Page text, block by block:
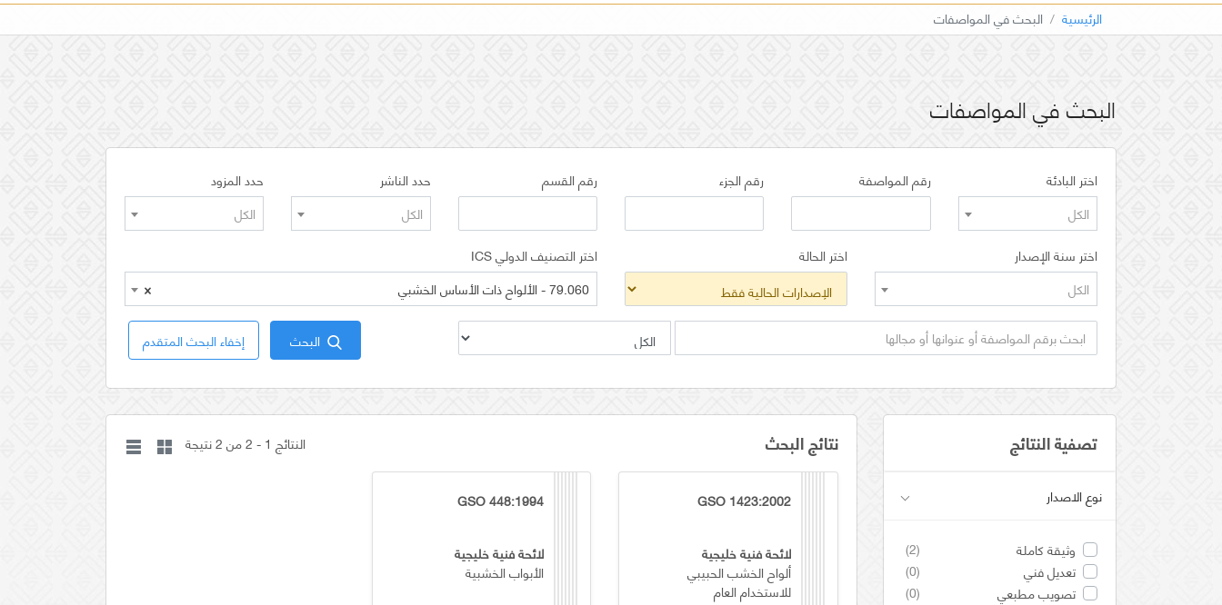
الرئيسية البحث في المواصفات
البحث في المواصفات
اختر البادئة
الكل
رقم المواصفة رقم الجزء رقم القسم
حدد الناشر
الكل
حدد المزود
الكل
اختر سنة الإصدار
الكل
اختر الحالة
اختر التصنيف الدولي ICS
×
79.060 - الألواح ذات الأساس الخشبي
البحث إخفاء البحث المتقدم
تصفية النتائج
نوع الاصدار
وثيقة كاملة
(2)
تعديل فني
(0)
تصويب مطبعي
(0)
نتائج البحث النتائج 1 - 2 من 2 نتيجة
GSO 1423:2002
لائحة فنية خليجية
ألواح الخشب الحبيبي
للاستخدام العام
GSO 448:1994
لائحة فنية خليجية
الأبواب الخشبية